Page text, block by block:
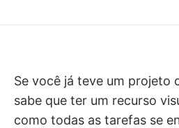
Se você já teve um projeto
sabe que ter um recurso
como todas as tarefas se